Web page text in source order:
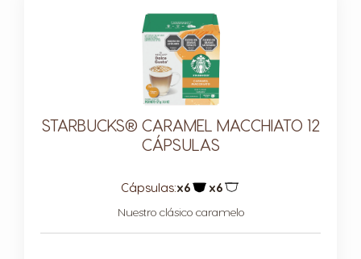
STARBUCKS® CARAMEL MACCHIATO 12
CÁPSULAS
Cápsulas:x6 x6
Nuestro clásico caramelo